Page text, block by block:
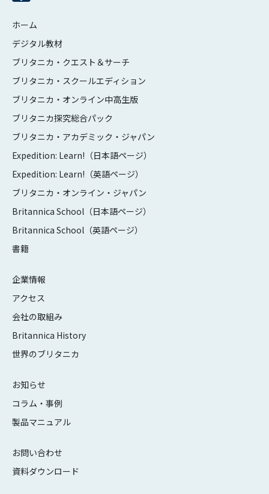
ホーム
デジタル教材
ブリタニカ・クエスト＆サーチ
ブリタニカ・スクールエディション
ブリタニカ・オンライン中高生版
ブリタニカ探究総合パック
ブリタニカ・アカデミック・ジャパン
Expedition: Learn!（日本語ページ）
Expedition: Learn!（英語ページ）
ブリタニカ・オンライン・ジャパン
Britannica School（日本語ページ）
Britannica School（英語ページ）
書籍
企業情報
アクセス
会社の取組み
Britannica History
世界のブリタニカ
お知らせ
コラム・事例
製品マニュアル
お問い合わせ
資料ダウンロード